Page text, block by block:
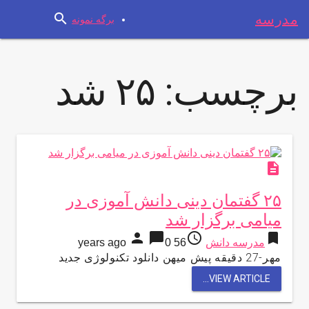
مدرسه برگه نمونه search
برچسب: ۲۵ شد
description
۲۵ گفتمان دینی دانش آموزی در
میامی برگزار شد
bookmark مدرسه دانش access_time
56 years ago
person chat_bubble0
مهر-27 دقیقه پیش میهن دانلود تکنولوژی جدید
VIEW ARTICLE...